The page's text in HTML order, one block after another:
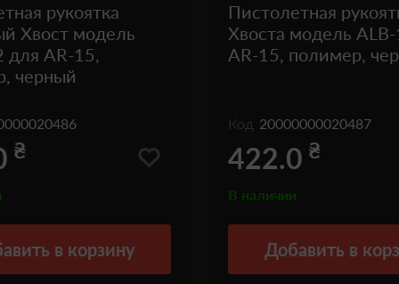
рукоятка
Хвост модель
для AR-15,
черный
₴
в корзину
Пистолетная
Хвоста модель
AR-15, полимер,
Код 20000000020487
422.0 ₴
В наличии
Добавить в